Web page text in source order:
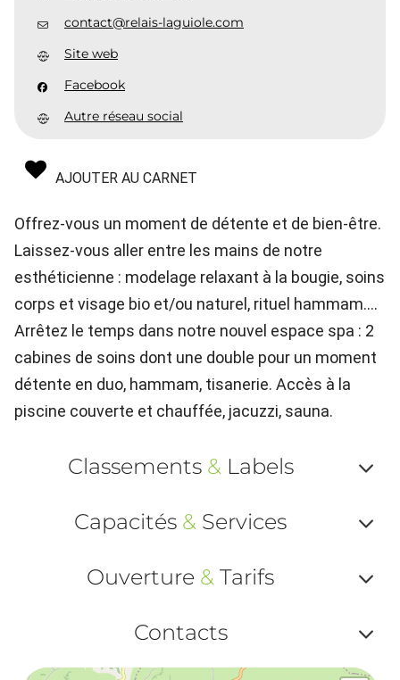
contact@relais-laguiole.com
Site web
Facebook
Autre réseau social
AJOUTER AU CARNET
Offrez-vous un moment de détente et de bien-être.
Laissez-vous aller entre les mains de notre
esthéticienne : modelage relaxant à la bougie, soins
corps et visage bio et/ou naturel, rituel hammam....
Arrêtez le temps dans notre nouvel espace spa : 2
cabines de soins dont une double pour un moment
détente en duo, hammam, tisanerie. Accès à la
piscine couverte et chauffée, jacuzzi, sauna.
Classements & Labels
ou
Capacités & Services
ou
Ouverture & Tarifs
ou
Contacts